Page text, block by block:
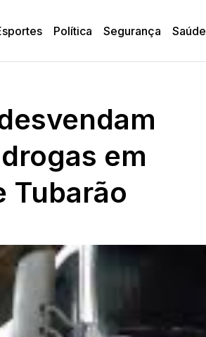
Política Segurança Saúde
em
Tubarão